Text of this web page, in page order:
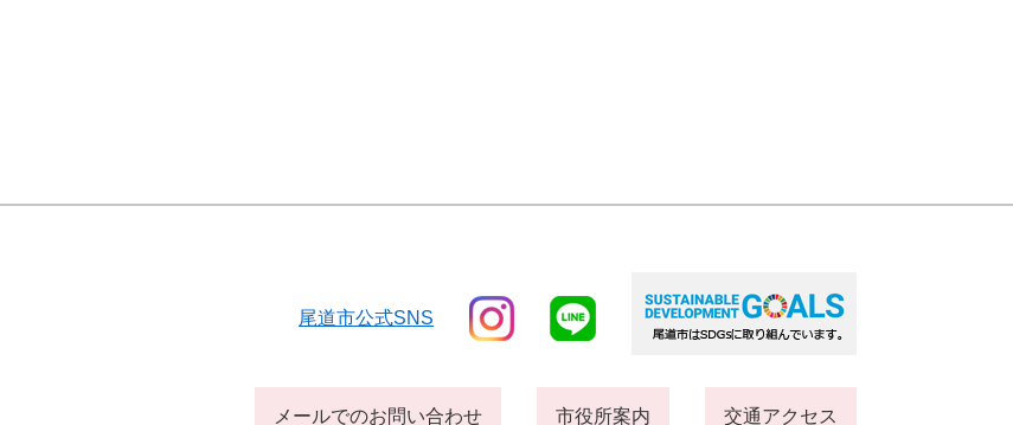
尾道市公式SNS
メールでのお問い合わせ 市役所案内 交通アクセス